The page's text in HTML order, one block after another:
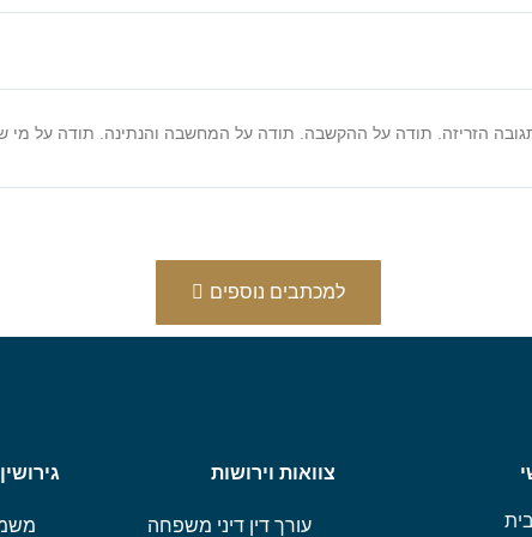
הזריזה. תודה על ההקשבה. תודה על המחשבה והנתינה. תודה על מי
למכתבים נוספים
צוואות וירושות
עורך דין דיני משפחה